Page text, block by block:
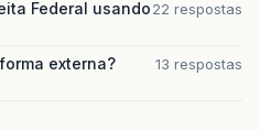
Federal usando22 respostas
externa?
13 respostas